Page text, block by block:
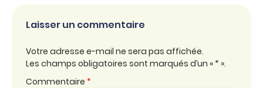
Laisser un commentaire
Votre adresse e-mail ne sera pas affichée.
Les champs obligatoires sont marqués d’un « * ».
Commentaire *